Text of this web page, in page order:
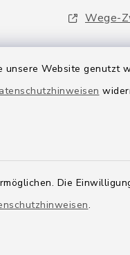
Website genutzt
Die
.
Wege-